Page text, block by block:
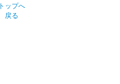
トップへ
戻る